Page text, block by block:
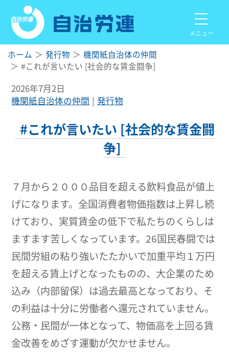
メニュー
ホーム 発行物
機関紙自治体の仲間
#これが言いたい [社会的な賃金闘争]
2026年7月2日
機関紙自治体の仲間
発行物
#これが言いたい [社会的な賃金闘
争]
７月から２０００品目を超える飲料食品が値上
げになります。全国消費者物価指数は上昇し続
けており、実質賃金の低下で私たちのくらしは
ますます苦しくなっています。26国民春闘では
民間労組の粘り強いたたかいで加重平均１万円
を超える賃上げとなったものの、大企業のため
込み（内部留保）は過去最高となっており、そ
の利益は十分に労働者へ還元されていません。
公務・民間が一体となって、物価高を上回る賃
金改善をめざす運動が欠かせません。